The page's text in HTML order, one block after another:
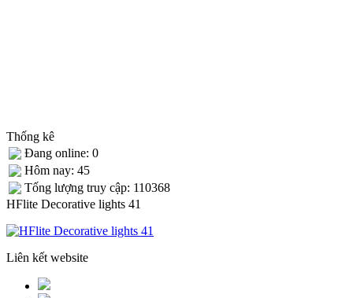
Thống kê
Đang online: 0
Hôm nay: 45
Tống lượng truy cập: 110368
HFlite Decorative lights 41
Liên kết website